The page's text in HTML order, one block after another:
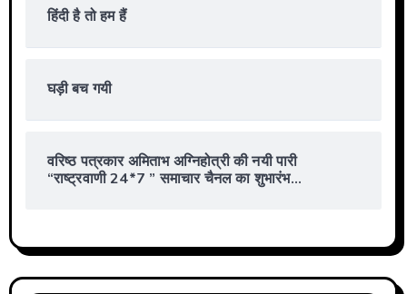
हिंदी है तो हम हैं
घड़ी बच गयी
वरिष्ठ पत्रकार अमिताभ अग्निहोत्री की नयी पारी
“राष्ट्रवाणी 24*7 ” समाचार चैनल का शुभारंभ…